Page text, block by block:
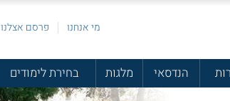
מי אנחנו פרסם אצלנו
הנדסאי מלגות בחירת לימודים